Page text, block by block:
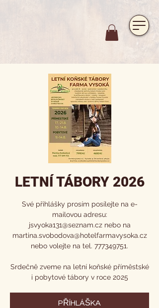
LETNÍ TÁBORY 2026
Své přihlášky prosím posílejte na e-
mailovou adresu:
jsvyoka131@seznam.cz nebo na
martina.svobodova@hotelfarmavysoka.cz
nebo volejte na tel. 777349751.
Srdečně zveme na letní koňské příměstské
i pobytové tábory v roce 2025
PŘÍHLÁŠKA